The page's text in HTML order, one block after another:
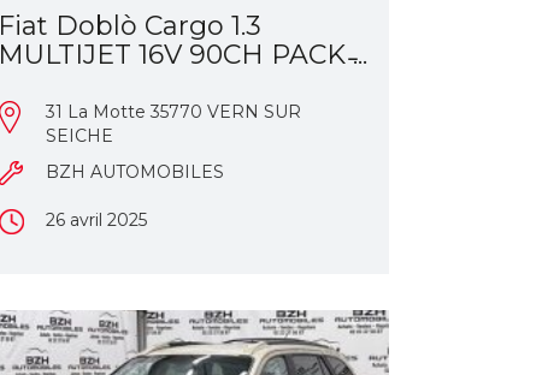
Fiat Doblò Cargo 1.3
MULTIJET 16V 90CH PACK ̵...
31 La Motte 35770 VERN SUR
SEICHE
BZH AUTOMOBILES
26 avril 2025